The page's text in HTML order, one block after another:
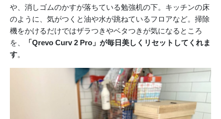
や、消しゴムのかすが落ちている勉強机の下。キッチンの床
のように、気がつくと油や水が跳ねているフロアなど。掃除
機をかけるだけではザラつきやベタつきが気になるところ
を、
「Qrevo Curv 2 Pro」が毎日美しくリセットしてくれま
す。